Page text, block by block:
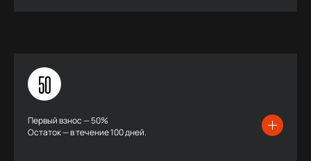
50
Первый взнос — 50%
Остаток — в течение 100 дней.